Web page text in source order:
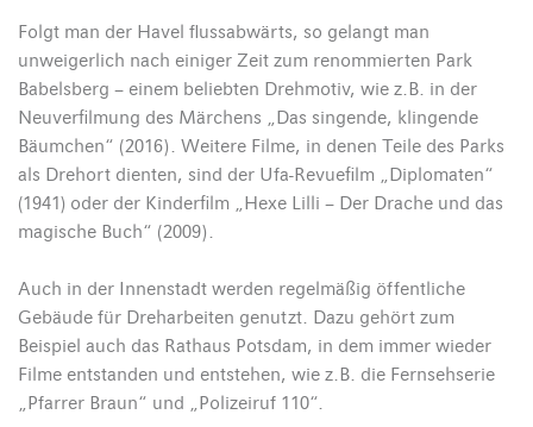
Folgt man der Havel flussabwärts, so gelangt man
unweigerlich nach einiger Zeit zum renommierten Park
Babelsberg – einem beliebten Drehmotiv, wie z.B. in der
Neuverfilmung des Märchens „Das singende, klingende
Bäumchen“ (2016). Weitere Filme, in denen Teile des Parks
als Drehort dienten, sind der Ufa-Revuefilm „Diplomaten“
(1941) oder der Kinderfilm „Hexe Lilli – Der Drache und das
magische Buch“ (2009).
Auch in der Innenstadt werden regelmäßig öffentliche
Gebäude für Dreharbeiten genutzt. Dazu gehört zum
Beispiel auch das Rathaus Potsdam, in dem immer wieder
Filme entstanden und entstehen, wie z.B. die Fernsehserie
„Pfarrer Braun“ und „Polizeiruf 110“.